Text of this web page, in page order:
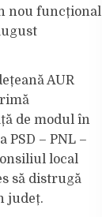
nou funcțional
AUR
de modul în
PSD – PNL –
local
să distrugă
județ.